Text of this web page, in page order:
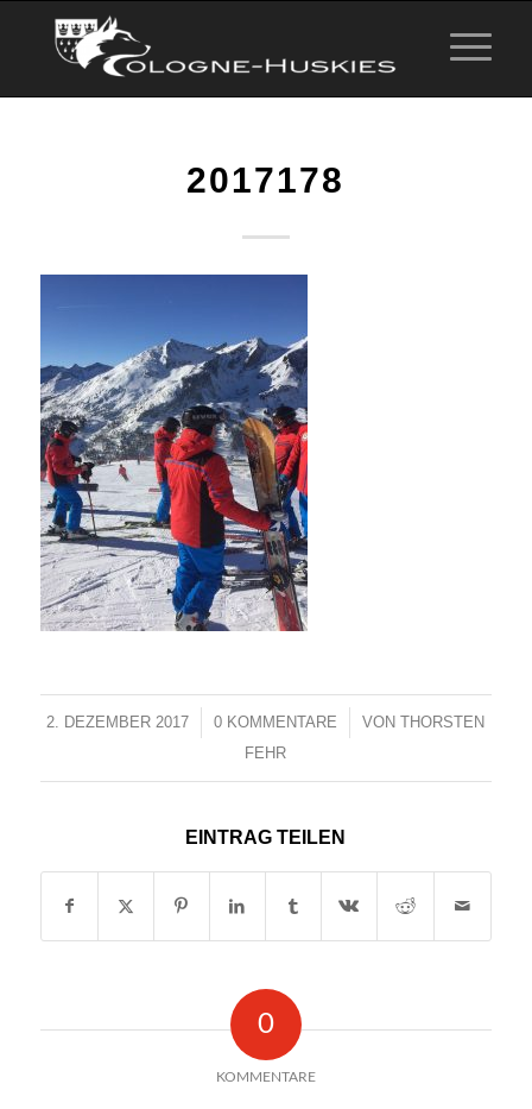
2017178
2. DEZEMBER 2017
/ 0 KOMMENTARE
/ VONTHORSTEN
FEHR
EINTRAG TEILEN
0
KOMMENTARE